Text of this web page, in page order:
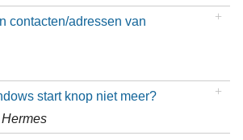
contacten/adressen van
start knop niet meer?